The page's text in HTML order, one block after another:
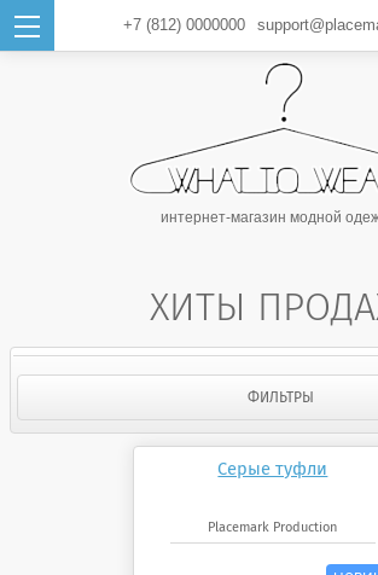
+7 (812)0000000
интернет-магазин модной
ХИТЫ
ФИЛЬТРЫ
Серые туфли
Placemark Production